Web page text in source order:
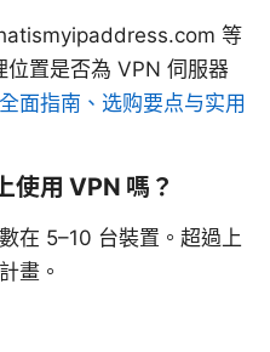
等
位置是否為 VPN 伺服器
面指南、选购要点与实用
使用 VPN 嗎？
在 5–10 台裝置。超過上
畫。